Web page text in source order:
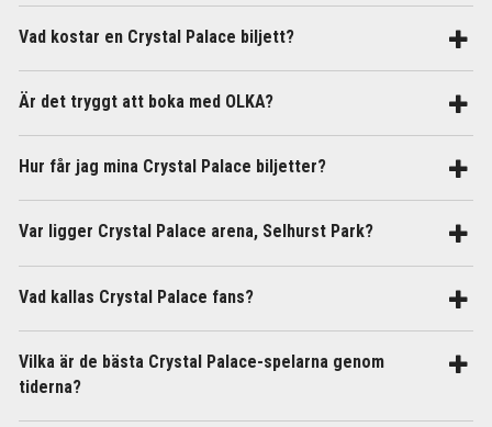
Vad kostar en Crystal Palace biljett?
Är det tryggt att boka med OLKA?
Hur får jag mina Crystal Palace biljetter?
Var ligger Crystal Palace arena, Selhurst Park?
Vad kallas Crystal Palace fans?
Vilka är de bästa Crystal Palace-spelarna genom
tiderna?